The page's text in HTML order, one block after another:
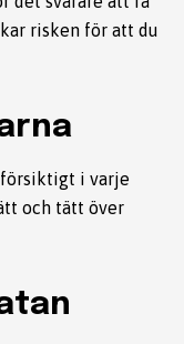
risken för att du
i varje
och tätt över